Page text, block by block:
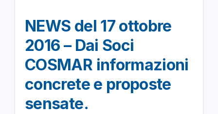
NEWS del 17 ottobre
2016 – Dai Soci
COSMAR informazioni
concrete e proposte
sensate.